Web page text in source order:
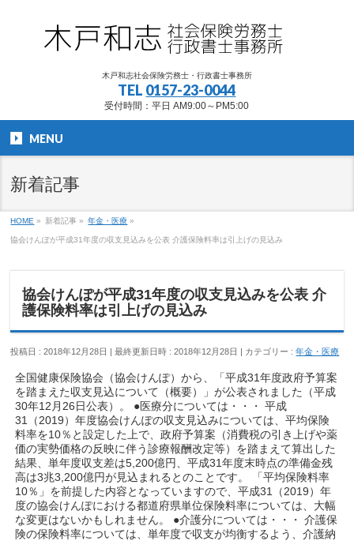
木戸和志社会保険労務士・行政書士事務所
TEL 0157-23-0044
受付時間：平日 AM9:00～PM5:00
MENU
新着記事
HOME » 新着記事 » 年金・医療 »
協会けんぽが平成31年度の収支見込みを公表 介護保険料率は引上げの見込み
協会けんぽが平成31年度の収支見込みを公表 介
護保険料率は引上げの見込み
投稿日 : 2018年12月28日 最終更新日時 : 2018年12月28日 カテゴリー :年金・医療
全国健康保険協会（協会けんぽ）から、「平成31年度政府予算案
を踏まえた収支見込について（概要）」が公表されました（平成
30年12月26日公表）。 ●医療分については・・・ 平成
31（2019）年度協会けんぽの収支見込みについては、平均保険
料率を10％と設定した上で、政府予算案（消費税の引き上げや薬
価の実勢価格の反映に伴う診療報酬改定等）を踏まえて算出した
結果、単年度収支差は5,200億円、平成31年度末時点の準備金残
高は3兆3,200億円が見込まれるとのことです。 「平均保険料率
10％」を前提した内容となっていますので、平成31（2019）年
度の協会けんぽにおける都道府県単位保険料率については、大幅
な変更はないかもしれません。 ●介護分については・・・ 介護保
険の保険料率については、単年度で収支が均衡するよう、介護納